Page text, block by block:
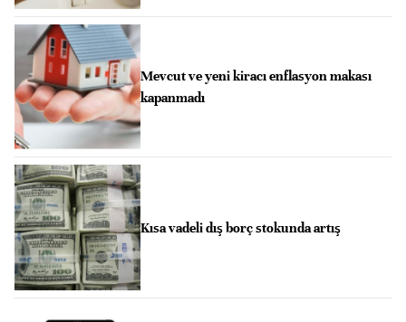
Mevcut ve yeni kiracı enflasyon makası
kapanmadı
Kısa vadeli dış borç stokunda artış